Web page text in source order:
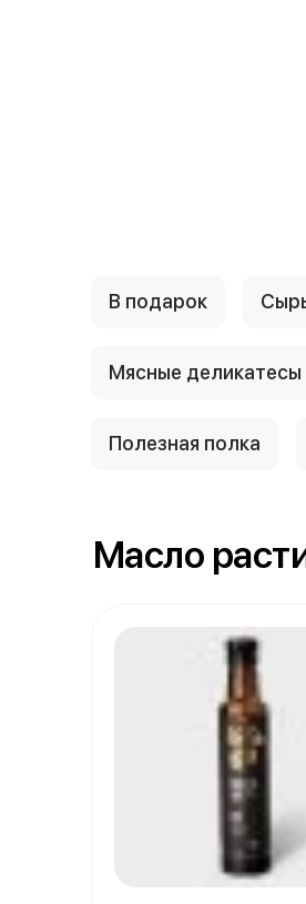
В подарок
Мясные деликатесы
Полезная полка
Масло